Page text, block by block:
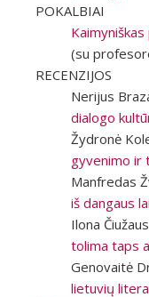
POKALBIAI
(su
RECENZIJOS
Nerijus
dialogo
Žydronė
gyvenimo ir
Manfredas
iš dangaus
Ilona
tolima taps
Genovaitė
lietuvių